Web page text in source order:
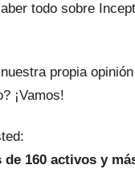
todo sobre
propia
¡Vamos!
160 activos y